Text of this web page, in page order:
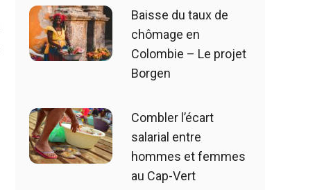
Baisse du taux de
chômage en
Colombie – Le projet
Borgen
Combler l’écart
salarial entre
hommes et femmes
au Cap-Vert